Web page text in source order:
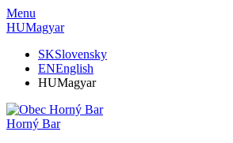
Menu
HUMagyar
SKSlovensky
ENEnglish
HUMagyar
Horný Bar